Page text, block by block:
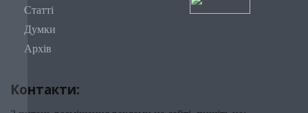
Статті
Думки
Архів
Контакти: